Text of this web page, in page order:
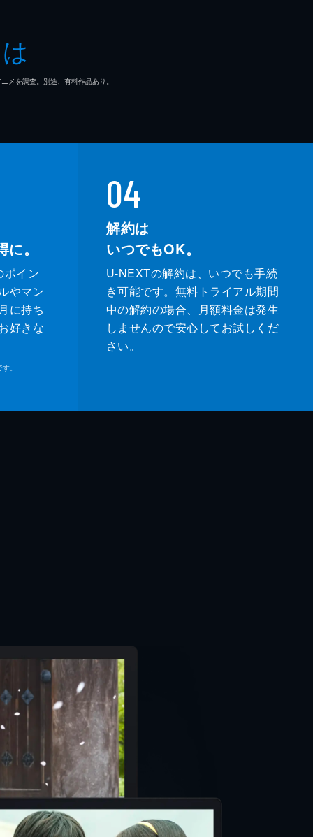
を調査。別途、有料作品あり。
。
ポイン
やマン
に持ち
好きな
。
04
解約は
いつでもOK。
U-NEXTの解約は、いつでも手続
き可能です。無料トライアル期間
中の解約の場合、月額料金は発生
しませんので安心してお試しくだ
さい。